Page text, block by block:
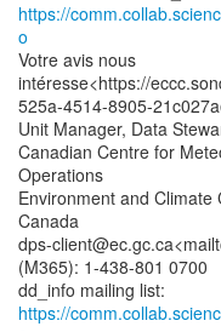
https://
o
Votre avis nous
intéresse<https://
525a-4514-8905-
Unit Manager, Data
Canadian Centre for
Operations
Environment and
Canada
dps-
(M365): 1-438-801 0700
dd_info mailing list:
https://